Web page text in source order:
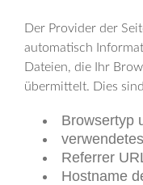
Der Provider der
automatisch
Dateien, die Ihr
übermittelt. Dies
Browsertyp
Referrer
Hostname